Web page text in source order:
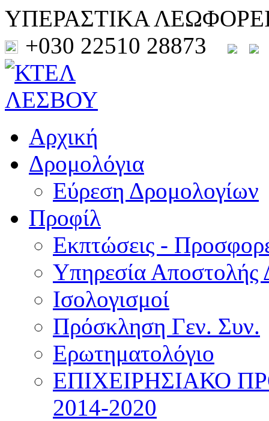
ΥΠΕΡΑΣΤΙΚΑ
+030 22510 28873
Αρχική
Δρομολόγια
Εύρεση Δρομολογίων
Προφίλ
Εκπτώσεις -
Υπηρεσία Αποστολής
Ισολογισμοί
Πρόσκληση Γεν. Συν.
Ερωτηματολόγιο
ΕΠΙΧΕΙΡΗΣΙΑΚΟ
2014-2020